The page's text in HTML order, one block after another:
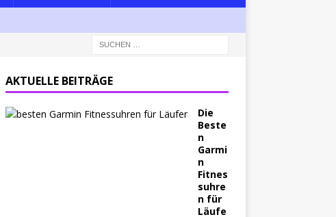
AKTUELLE BEITRÄGE
Die
Beste
n
Garmi
n
Fitnes
suhre
n für
Läufe